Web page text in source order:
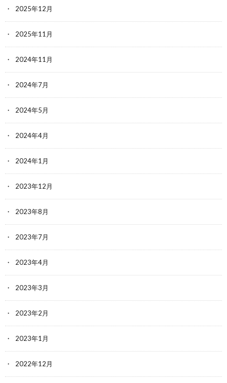
2025年12月
2025年11月
2024年11月
2024年7月
2024年5月
2024年4月
2024年1月
2023年12月
2023年8月
2023年7月
2023年4月
2023年3月
2023年2月
2023年1月
2022年12月